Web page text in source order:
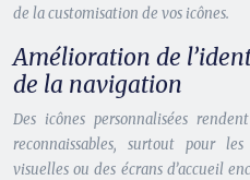
de la customisation de vos icônes.
Amélioration de
de la navigation
Des icônes personnalisées
reconnaissables, surtout pour
visuelles ou des écrans d’accueil